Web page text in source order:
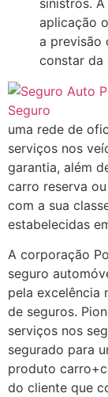
sinistros. A
aplicação
a previsão
constar da
uma rede de
serviços nos
garantia, além
carro reserva
com a sua
estabelecidas
A corporação
seguro
pela excelência
de seguros.
serviços nos
segurado para
produto
do cliente que